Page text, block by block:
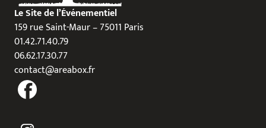
Le Site de l’Événementiel
159 rue Saint-Maur – 75011 Paris
01.42.71.40.79
06.62.17.30.77
contact@areabox.fr